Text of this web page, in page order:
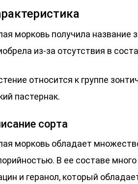
морковь получила название
из-за отсутствия в
относится к группе
пастернак.
сорта
морковь обладает
В ее составе
и геранол, который